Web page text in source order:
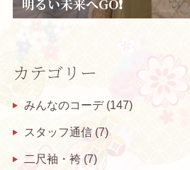
カテゴリー
みんなのコーデ(147)
スタッフ通信(7)
二尺袖・袴 (7)